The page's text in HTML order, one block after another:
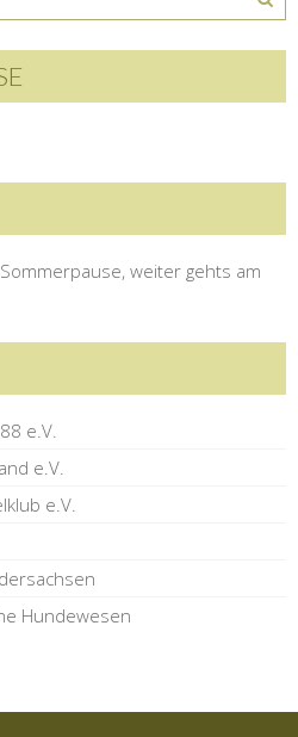
weiter gehts am
e.V.
e.V.
e.V.
Hundewesen